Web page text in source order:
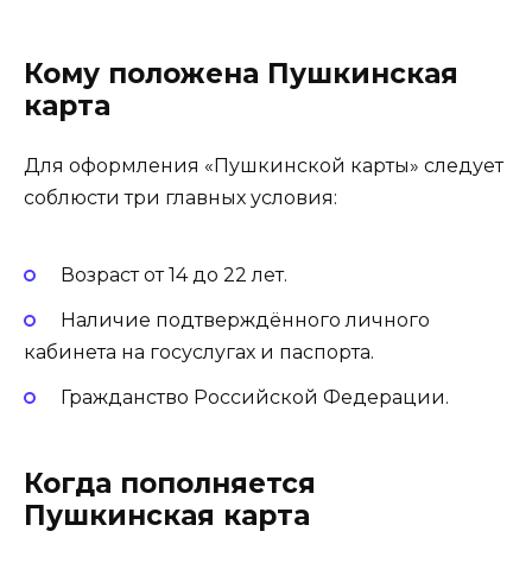
Кому положена Пушкинская
карта
Для оформления «Пушкинской карты» следует
соблюсти три главных условия:
Возраст от 14 до 22 лет.
Наличие подтверждённого личного
кабинета на госуслугах и паспорта.
Гражданство Российской Федерации.
Когда пополняется
Пушкинская карта